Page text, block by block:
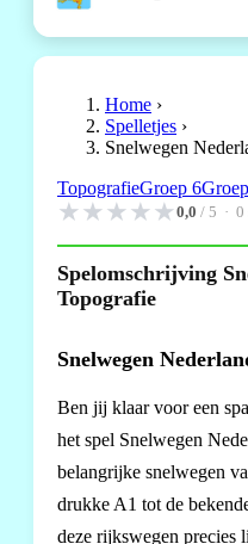
Home ›
Spelletjes ›
Snelwegen
TopografieGroep 6
★★★★★0,0 / 5 · 0
Spelomschrijving
Topografie
Snelwegen
Ben jij klaar voor een
het spel Snelwegen
belangrijke snelwegen
drukke A1 tot de
deze rijkswegen precies